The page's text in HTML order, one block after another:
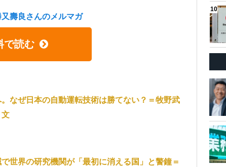
壽良さんのメルマガ
で読む
なぜ日本の自動運転技術は勝てない？＝牧野武
文
世界の研究機関が「最初に消える国」と警鐘＝